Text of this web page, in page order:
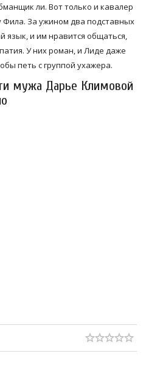
ли. Вот только и кавалер
Фила. За ужином два подставных
язык, и им нравится общаться,
У них роман, и Лиде даже
петь с группой ухажера.
мужа Дарье Климовой